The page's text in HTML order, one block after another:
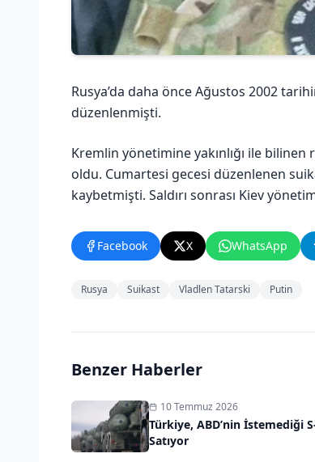
Rusya’da daha önce Ağustos 2002
düzenlenmişti.
Kremlin yönetimine yakınlığı ile
oldu. Cumartesi gecesi düzenlenen
kaybetmişti. Saldırı sonrası Kiev
Facebook X WhatsApp
Rusya Suikast Vladlen Tatarski Putin
Benzer Haberler
10 Temmuz 2026
Türkiye, ABD’nin İstemediği
Satıyor